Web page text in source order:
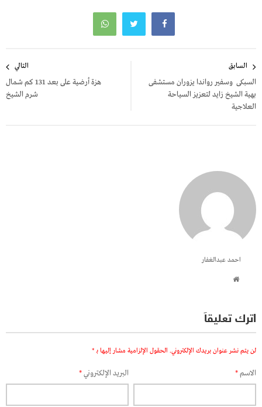
المقالات
السابق
السبكى وسفير رواندا يزوران مستشفى
بهية الشيخ زايد لتعزيز السياحة
العلاجية
التالي
هزة أرضية على بعد 131 كم شمال
شرم الشيخ
احمد عبدالغفار
اترك تعليقاً
لن يتم نشر عنوان بريدك الإلكتروني. الحقول الإلزامية مشار إليها بـ *
الاسم* البريد الإلكتروني*